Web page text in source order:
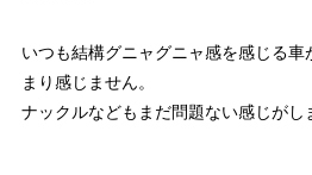
いつも結構グニャグニャ感を感じる
まり感じません。
ナックルなどもまだ問題ない感じがし